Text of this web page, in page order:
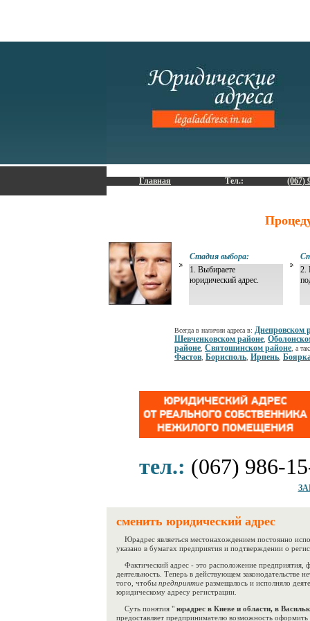
Главная Тел.: (067)
Стадия выбора:
1. Выбираете
юридический адрес.
2.
Всегда в наличии адреса в: Днепровском
Шевченковском районе
районе Святошинском районе , а
Фастов Борисполь Ирпень
тел.: (067) 986-
сменить юридический адрес
Юрадрес являеться местонахождением постоянно
указано в бумагах предприятия и подтверждении о
Фактический адрес - это расположение предприятия,
деятельность. Теперь в действующем законодательстве
того, чтобы предприятие размещалось и исполняло
юридическому адресу регистрации.
Суть понятия " юрадрес в Киеве и области, в
предоставляет предпринимателю возможность